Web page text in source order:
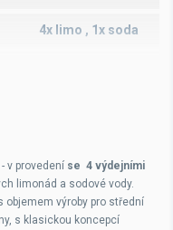
4x limo , 1x soda
416x472x516 mm
- v provedení se 4 výdejními
limonád a sodové vody.
výroby pro střední
s klasickou koncepcí